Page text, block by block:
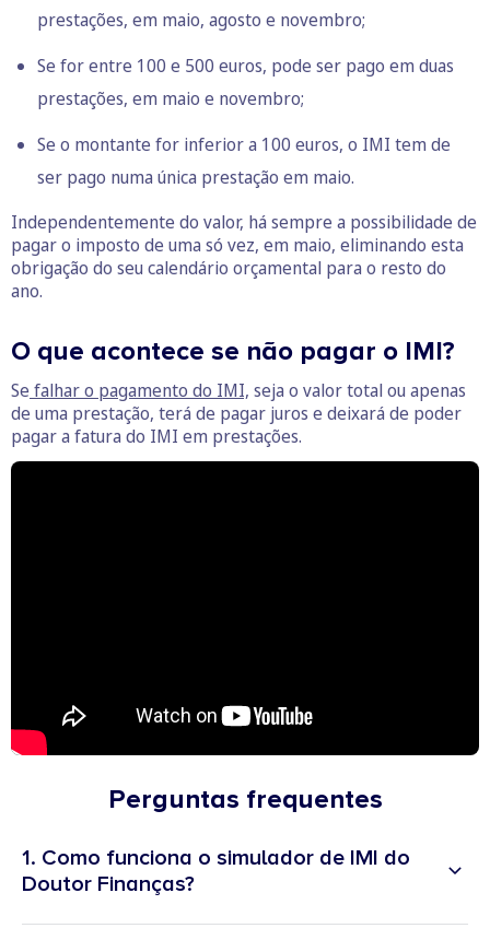
prestações, em maio, agosto e novembro;
Se for entre 100 e 500 euros, pode ser pago em duas
prestações, em maio e novembro;
Se o montante for inferior a 100 euros, o IMI tem de
ser pago numa única prestação em maio.
Independentemente do valor, há sempre a possibilidade de
pagar o imposto de uma só vez, em maio, eliminando esta
obrigação do seu calendário orçamental para o resto do
ano.
O que acontece se não pagar o IMI?
Se falhar o pagamento do IMI, seja o valor total ou apenas
de uma prestação, terá de pagar juros e deixará de poder
pagar a fatura do IMI em prestações.
Perguntas frequentes
1. Como funciona o simulador de IMI do
Doutor Finanças?